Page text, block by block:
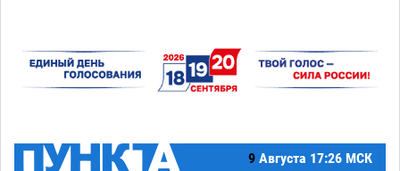
9 Августа 17:26 МСК